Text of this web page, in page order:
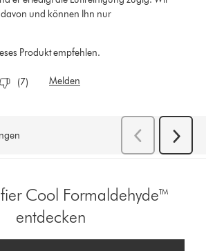
Cool Formaldehyde™
entdecken